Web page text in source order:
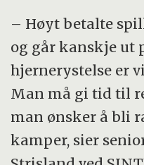
Det måles først og
hjernen.
Som en av de
Berger EEG-signaler
årene.
2010 med
Norge. Smartbrain
arkitekt bak det
prosjektkoordinator
SINTEF har hatt
sensorutvikling i
– Høyt betalte
og går kanskje ut
hjernerystelse er
Man må gi tid til
man ønsker å bli
kamper, sier